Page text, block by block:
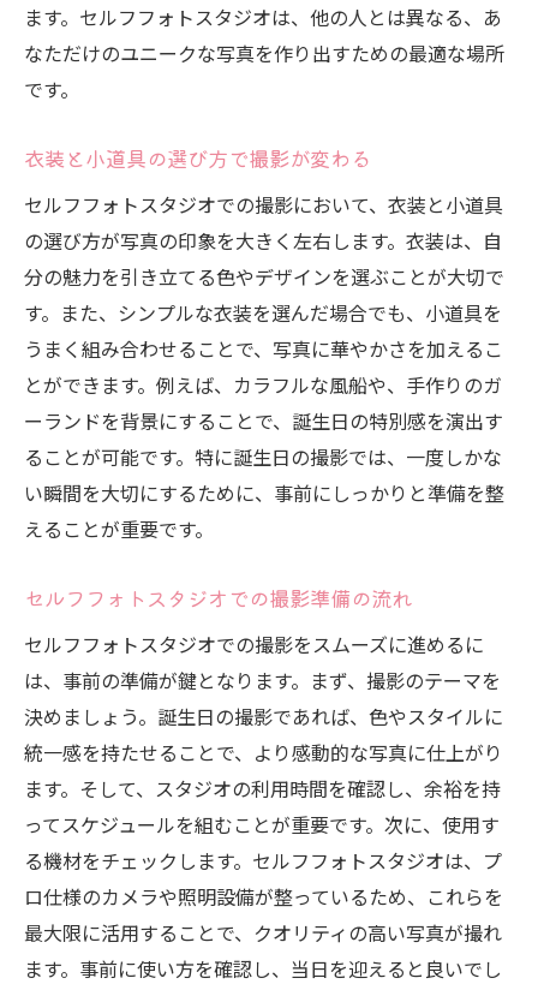
ます。セルフフォトスタジオは、他の人とは異なる、あ
なただけのユニークな写真を作り出すための最適な場所
です。
衣装と小道具の選び方で撮影が変わる
セルフフォトスタジオでの撮影において、衣装と小道具
の選び方が写真の印象を大きく左右します。衣装は、自
分の魅力を引き立てる色やデザインを選ぶことが大切で
す。また、シンプルな衣装を選んだ場合でも、小道具を
うまく組み合わせることで、写真に華やかさを加えるこ
とができます。例えば、カラフルな風船や、手作りのガ
ーランドを背景にすることで、誕生日の特別感を演出す
ることが可能です。特に誕生日の撮影では、一度しかな
い瞬間を大切にするために、事前にしっかりと準備を整
えることが重要です。
セルフフォトスタジオでの撮影準備の流れ
セルフフォトスタジオでの撮影をスムーズに進めるに
は、事前の準備が鍵となります。まず、撮影のテーマを
決めましょう。誕生日の撮影であれば、色やスタイルに
統一感を持たせることで、より感動的な写真に仕上がり
ます。そして、スタジオの利用時間を確認し、余裕を持
ってスケジュールを組むことが重要です。次に、使用す
る機材をチェックします。セルフフォトスタジオは、プ
ロ仕様のカメラや照明設備が整っているため、これらを
最大限に活用することで、クオリティの高い写真が撮れ
ます。事前に使い方を確認し、当日を迎えると良いでし